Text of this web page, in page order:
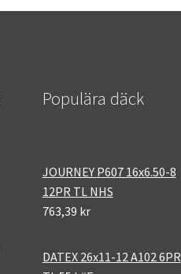
Populära däck
JOURNEY P607 16x6.50-8
12PR TL NHS
763,39 kr
DATEX 26x11-12 A102 6PR